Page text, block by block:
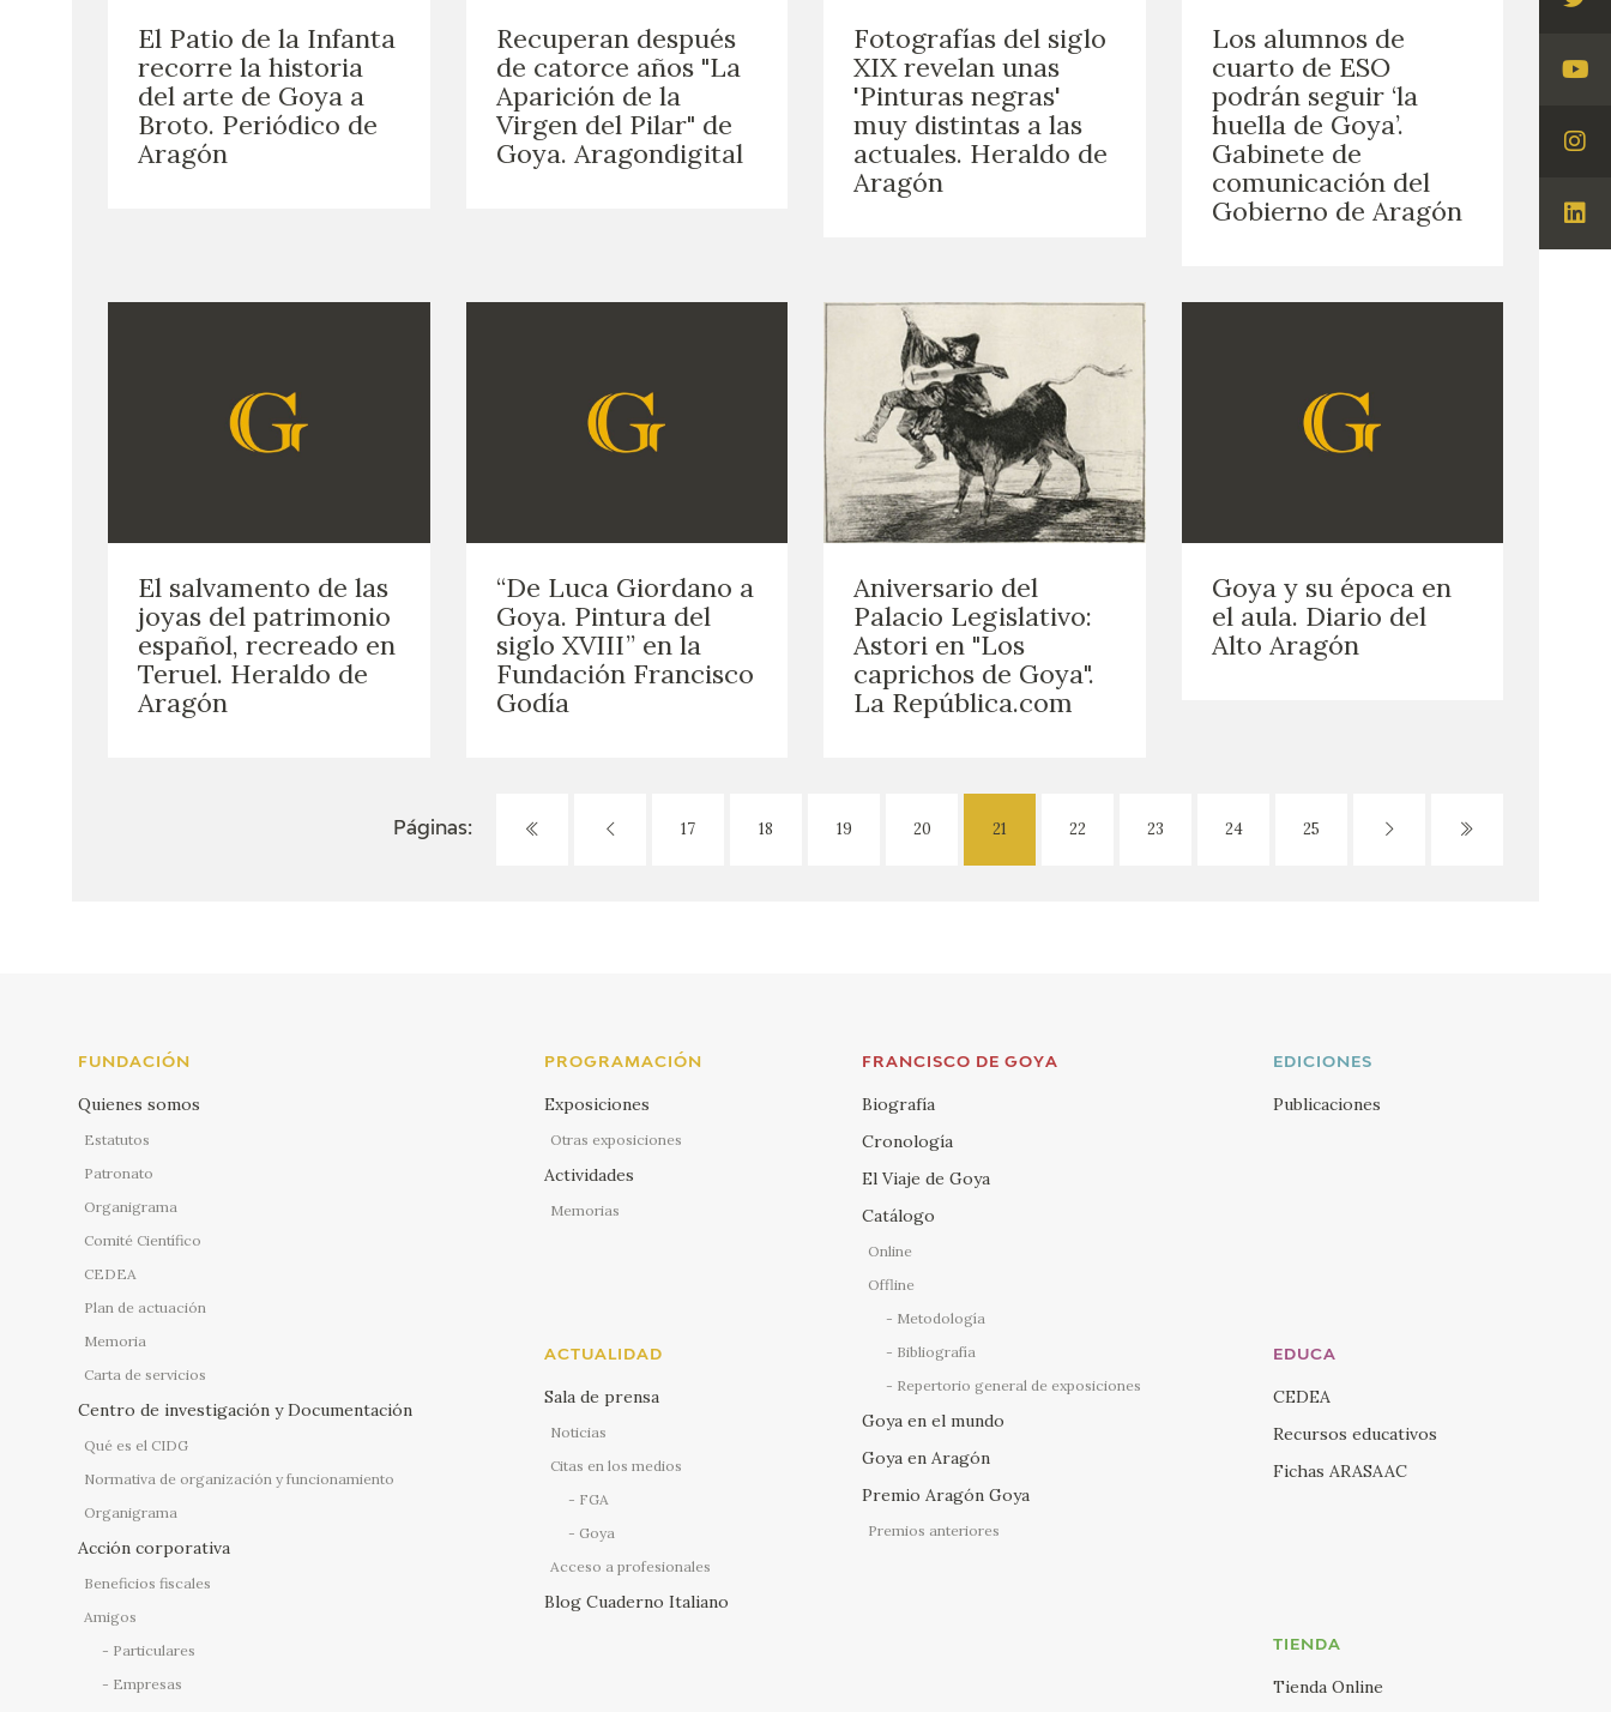
El Patio de la Infanta
recorre la historia
del arte de Goya a
Broto. Periódico de
Aragón
Recuperan después
de catorce años "La
Aparición de la
Virgen del Pilar" de
Goya. Aragondigital
Fotografías del siglo
XIX revelan unas
'Pinturas negras'
muy distintas a las
actuales. Heraldo de
Aragón
Los alumnos de
cuarto de ESO
podrán seguir ‘la
huella de Goya’.
Gabinete de
comunicación del
Gobierno de Aragón
El salvamento de las
joyas del patrimonio
español, recreado en
Teruel. Heraldo de
Aragón
“De Luca Giordano a
Goya. Pintura del
siglo XVIII” en la
Fundación Francisco
Godía
Aniversario del
Palacio Legislativo:
Astori en "Los
caprichos de Goya".
La República.com
Goya y su época en
el aula. Diario del
Alto Aragón
Páginas: 17 18 19 20 21 22 23 24 25
FUNDACIÓN
Quienes somos
Estatutos
Patronato
Organigrama
Comité Científico
CEDEA
Plan de actuación
Memoria
Carta de servicios
Centro de investigación y Documentación
Qué es el CIDG
Normativa de organización y funcionamiento
Organigrama
Acción corporativa
Beneficios fiscales
Amigos
Particulares
Empresas
PROGRAMACIÓN
Exposiciones
Otras exposiciones
Actividades
Memorias
ACTUALIDAD
Sala de prensa
Noticias
Citas en los medios
FGA
Goya
Acceso a profesionales
Blog Cuaderno Italiano
FRANCISCO DE GOYA
Biografía
Cronología
El Viaje de Goya
Catálogo
Online
Offline
Metodología
Bibliografía
Repertorio general de exposiciones
Goya en el mundo
Goya en Aragón
Premio Aragón Goya
Premios anteriores
EDICIONES
Publicaciones
TIENDA
Tienda Online
EDUCA
CEDEA
Recursos educativos
Fichas ARASAAC